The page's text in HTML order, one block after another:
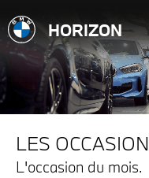
HORIZON
LES
L'occasion du mois.